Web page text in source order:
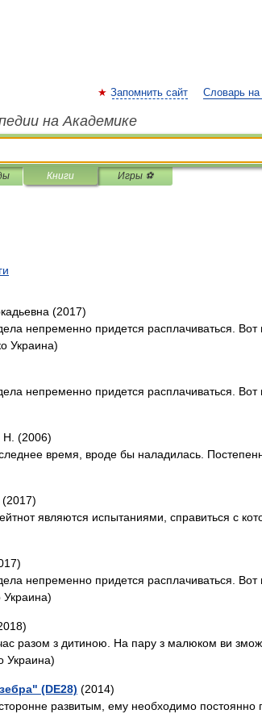
Запомнить сайт Словарь на
на Академике
Книги Игры ⚽
(2017)
непременно придется расплачиваться.
Украина)
непременно придется расплачиваться.
Н. (2006)
время, вроде бы наладилась.
(2017)
являются испытаниями, справиться с
непременно придется расплачиваться.
разом з дитиною. На пару з малюком ви
Украина)
(DE28) (2014)
развитым, ему необходимо постоянно